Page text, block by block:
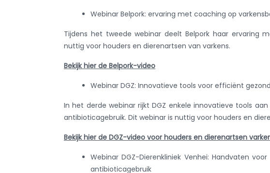
Webinar Belpork: ervaring met coaching op
Tijdens het tweede webinar deelt Belpork haar ervaring
nuttig voor houders en dierenartsen van varkens.
Bekijk hier de Belpork-video
Webinar DGZ: Innovatieve tools voor efficiënt
In het derde webinar rijkt DGZ enkele innovatieve tools
antibioticagebruik. Dit webinar is nuttig voor houders en
Bekijk hier de DGZ-video voor houders en dierenartsen
Webinar DGZ-Dierenkliniek Venhei: Handvaten
antibioticagebruik